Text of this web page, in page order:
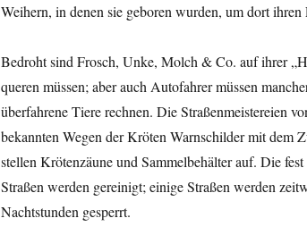
Weihern, in denen sie geboren wurden, um dort ihren
Bedroht sind Frosch, Unke, Molch & Co. auf ihrer
queren müssen; aber auch Autofahrer müssen
überfahrene Tiere rechnen. Die Straßenmeistereien
bekannten Wegen der Kröten Warnschilder mit dem
stellen Krötenzäune und Sammelbehälter auf. Die
Straßen werden gereinigt; einige Straßen werden
Nachtstunden gesperrt.